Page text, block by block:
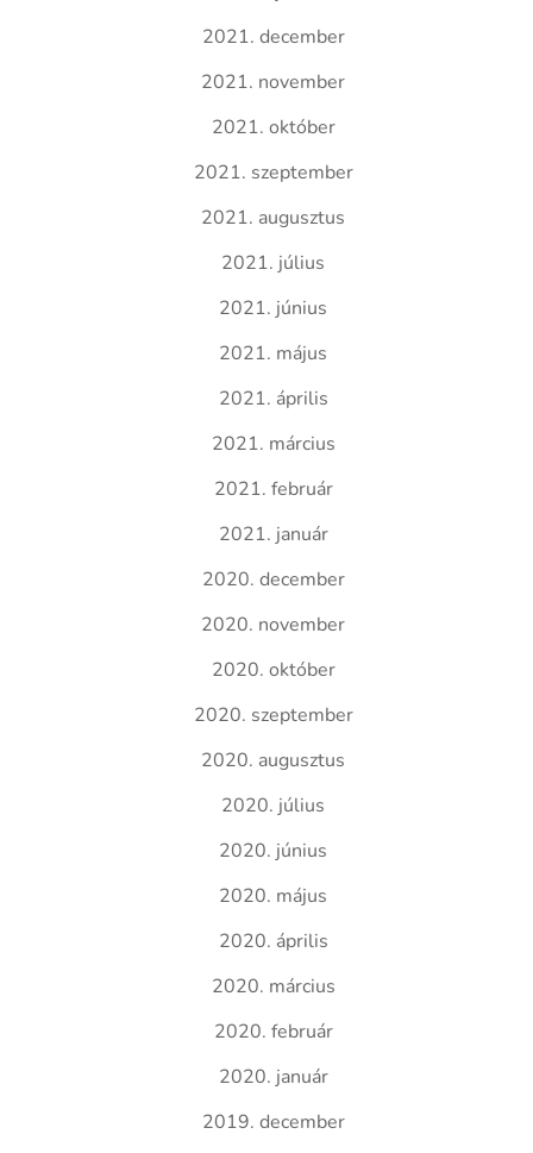
2021. december
2021. november
2021. október
2021. szeptember
2021. augusztus
2021. július
2021. június
2021. május
2021. április
2021. március
2021. február
2021. január
2020. december
2020. november
2020. október
2020. szeptember
2020. augusztus
2020. július
2020. június
2020. május
2020. április
2020. március
2020. február
2020. január
2019. december